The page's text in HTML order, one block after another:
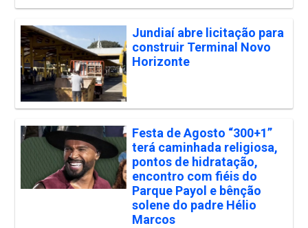
Jundiaí abre licitação para
construir Terminal Novo
Horizonte
Festa de Agosto “300+1”
terá caminhada religiosa,
pontos de hidratação,
encontro com fiéis do
Parque Payol e bênção
solene do padre Hélio
Marcos